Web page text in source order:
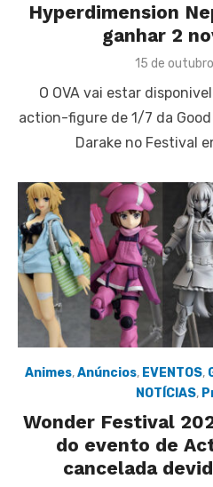
Hyperdimension
ganhar 2
Posted
15 de
O OVA vai estar
action-figure de 1/7 da Good
Darake no Festival
Animes,Anúncios, EVENTOS,
NOTÍCIAS,
Wonder Festival
do evento de
cancelada